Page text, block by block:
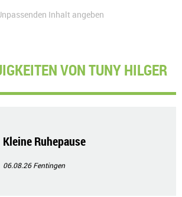
Inhalt angeben
VON TUNY HILGER
Kleine Ruhepause
06.08.26Fentingen